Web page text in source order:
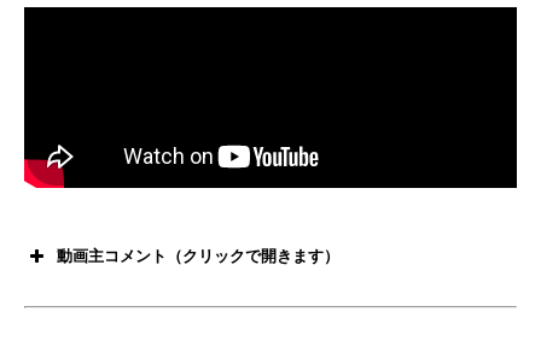
動画主コメント（クリックで開きます）